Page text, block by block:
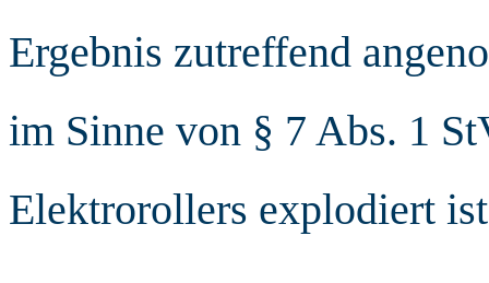
Ergebnis zutreffend
im Sinne von § 7 Abs. 1
Elektrorollers explodiert